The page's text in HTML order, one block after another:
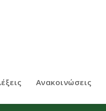
Ανακοινώσεις